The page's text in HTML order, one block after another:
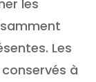
les
Les
à